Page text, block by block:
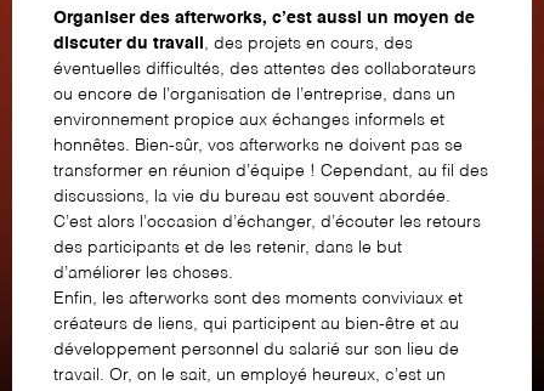
Organiser des afterworks, c’est aussi un moyen de
discuter du travail , des projets en cours, des
éventuelles difficultés, des attentes des collaborateurs
ou encore de l’organisation de l’entreprise, dans un
environnement propice aux échanges informels et
honnêtes. Bien-sûr, vos afterworks ne doivent pas se
transformer en réunion d’équipe ! Cependant, au fil des
discussions, la vie du bureau est souvent abordée.
C’est alors l’occasion d’échanger, d’écouter les retours
des participants et de les retenir, dans le but
d’améliorer les choses.
Enfin, les afterworks sont des moments conviviaux et
créateurs de liens, qui participent au bien-être et au
développement personnel du salarié sur son lieu de
travail. Or, on le sait, un employé heureux, c’est un